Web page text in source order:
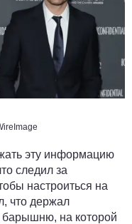
эту информацию
следил за
настроиться на
что держал
барышню, на которой